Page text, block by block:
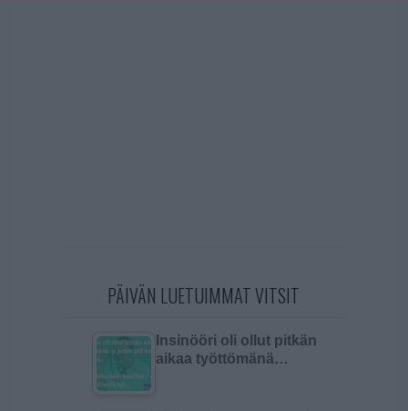
PÄIVÄN LUETUIMMAT VITSIT
Insinööri oli ollut pitkän
aikaa työttömänä…